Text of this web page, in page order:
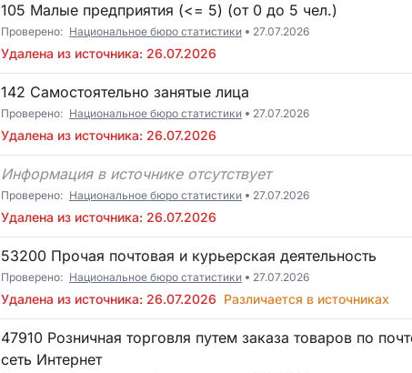
105 Малые предприятия (<= 5) (от 0 до 5 чел.)
Проверено: Национальное бюро статистики 27.07.2026
Удалена из источника: 26.07.2026
142 Самостоятельно занятые лица
Проверено: Национальное бюро статистики 27.07.2026
Удалена из источника: 26.07.2026
Информация в источнике отсутствует
Проверено: Национальное бюро статистики 27.07.2026
Удалена из источника: 26.07.2026
53200 Прочая почтовая и курьерская деятельность
Проверено: Национальное бюро статистики 27.07.2026
Удалена из источника: 26.07.2026 Различается в источниках
47910 Розничная торговля путем заказа товаров по почте или через
сеть Интернет